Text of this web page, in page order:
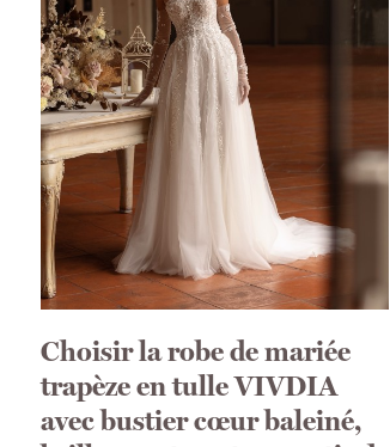
Choisir la robe de mariée
trapèze en tulle VIVDIA
avec bustier cœur baleiné,